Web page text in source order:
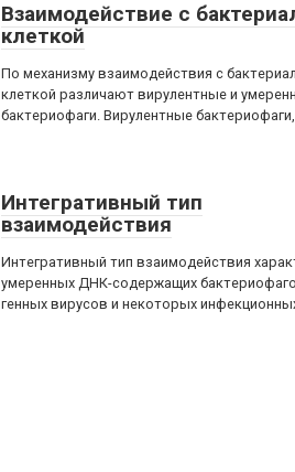
Взаимодействие с
клеткой
По механизму взаимодействия с
клеткой различают вирулентные и
бактериофаги. Вирулентные
Интегративный тип
взаимодействия
Интегративный тип взаимодействия
умеренных ДНК-содержащих
генных вирусов и некоторых